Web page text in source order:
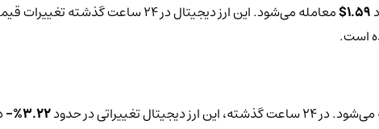
1.59$ معامله می‌شود. این ارز دیجیتال در 24 ساعت گذشته تغییرات قیمتی حدود
است.
این ارز دیجیتال تغییراتی در حدود 3.22%-